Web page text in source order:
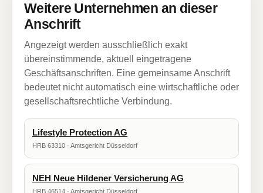
Weitere Unternehmen an dieser
Anschrift
Angezeigt werden ausschließlich exakt
übereinstimmende, aktuell eingetragene
Geschäftsanschriften. Eine gemeinsame Anschrift
bedeutet nicht automatisch eine wirtschaftliche oder
gesellschaftsrechtliche Verbindung.
Lifestyle Protection AG
HRB 63310 · Amtsgericht Düsseldorf
NEH Neue Hildener Versicherung AG
HRB 46514 · Amtsgericht Düsseldorf